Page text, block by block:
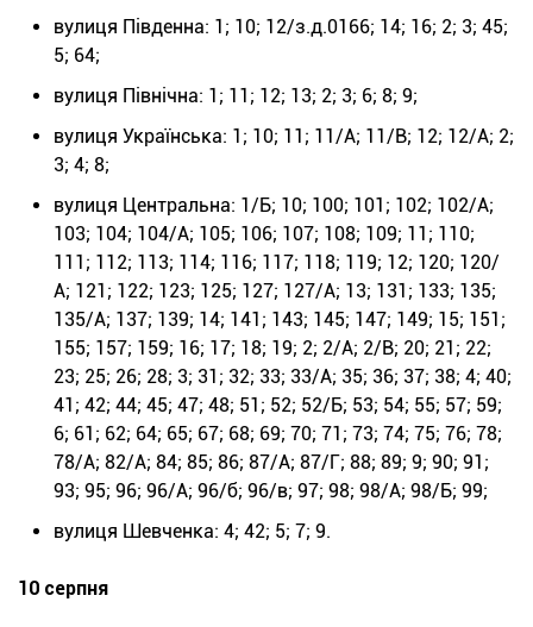
вулиця Південна: 1; 10; 12/з.д.0166; 14; 16; 2; 3; 45;
5; 64;
вулиця Північна: 1; 11; 12; 13; 2; 3; 6; 8; 9;
вулиця Українська: 1; 10; 11; 11/А; 11/В; 12; 12/А; 2;
3; 4; 8;
вулиця Центральна: 1/Б; 10; 100; 101; 102; 102/А;
103; 104; 104/А; 105; 106; 107; 108; 109; 11; 110;
111; 112; 113; 114; 116; 117; 118; 119; 12; 120; 120/
А; 121; 122; 123; 125; 127; 127/А; 13; 131; 133; 135;
135/А; 137; 139; 14; 141; 143; 145; 147; 149; 15; 151;
155; 157; 159; 16; 17; 18; 19; 2; 2/А; 2/В; 20; 21; 22;
23; 25; 26; 28; 3; 31; 32; 33; 33/А; 35; 36; 37; 38; 4; 40;
41; 42; 44; 45; 47; 48; 51; 52; 52/Б; 53; 54; 55; 57; 59;
6; 61; 62; 64; 65; 67; 68; 69; 70; 71; 73; 74; 75; 76; 78;
78/А; 82/А; 84; 85; 86; 87/А; 87/Г; 88; 89; 9; 90; 91;
93; 95; 96; 96/А; 96/б; 96/в; 97; 98; 98/А; 98/Б; 99;
вулиця Шевченка: 4; 42; 5; 7; 9.
10 серпня